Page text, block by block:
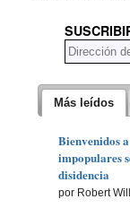
Más leídos
Bienvenidos
impopulares
disidencia
por Robert